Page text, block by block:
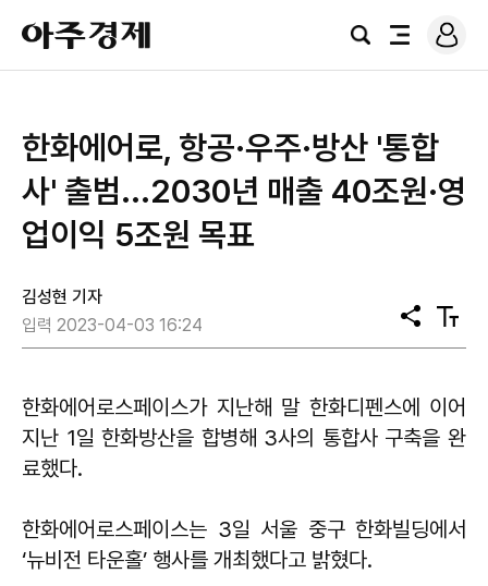
아
주
경
검
전
로
그
한화에어로, 항공·우주·방산 '통합
사' 출범...2030년 매출 40조원·영
업이익 5조원 목표
김성현 기자
입력 2023-04-03 16:24
공
유
텍
스
기
한화에어로스페이스가 지난해 말 한화디펜스에 이어
지난 1일 한화방산을 합병해 3사의 통합사 구축을 완
료했다.
한화에어로스페이스는 3일 서울 중구 한화빌딩에서
‘뉴비전 타운홀’ 행사를 개최했다고 밝혔다.